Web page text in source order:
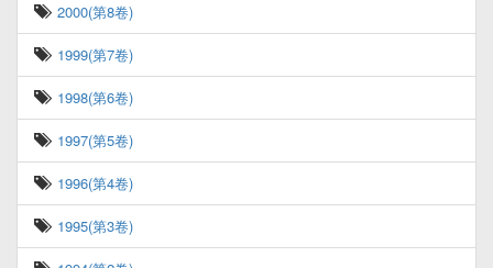
2000(第8卷)
1999(第7卷)
1998(第6卷)
1997(第5卷)
1996(第4卷)
1995(第3卷)